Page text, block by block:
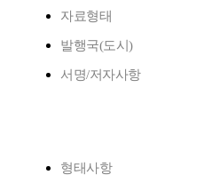
자료형태
발행국(도시)
서명/저자사항
형태사항